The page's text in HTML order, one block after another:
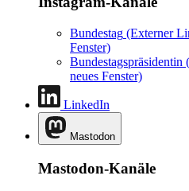
Bundestag (Externer
Fenster)
Bundestagspräsidentin
neues Fenster)
LinkedIn
Mastodon
Mastodon-Kanäle